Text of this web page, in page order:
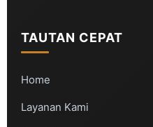
TAUTAN CEPAT
Home
Layanan Kami